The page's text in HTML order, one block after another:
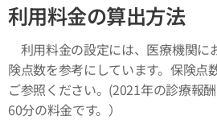
利用料金の算出方法
利用料金の設定には、医療機関に
険点数を参考にしています。保険点
ご参照ください。(2021年の診療報
60分の料金です。）